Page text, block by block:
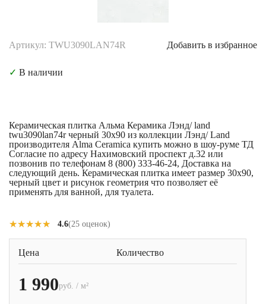
Артикул: TWU3090LAN74R Добавить в избранное
✓ В наличии
Керамическая плитка Альма Керамика Лэнд/ land
twu3090lan74r черный 30x90 из коллекции Лэнд/ Land
производителя Alma Ceramica купить можно в шоу-руме ТД
Согласие по адресу Нахимовский проспект д.32 или
позвонив по телефонам 8 (800) 333-46-24, Доставка на
следующий день. Керамическая плитка имеет размер 30x90,
черный цвет и рисунок геометрия что позволяет её
применять для ванной, для туалета.
★★★★★
★★★★★ 4.6(25 оценок)
Цена Количество
1 990руб. / м²